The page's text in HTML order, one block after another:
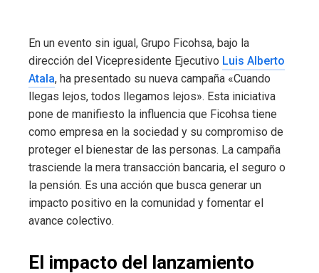
En un evento sin igual, Grupo Ficohsa, bajo la
dirección del Vicepresidente Ejecutivo Luis Alberto
Atala, ha presentado su nueva campaña «Cuando
llegas lejos, todos llegamos lejos». Esta iniciativa
pone de manifiesto la influencia que Ficohsa tiene
como empresa en la sociedad y su compromiso de
proteger el bienestar de las personas. La campaña
trasciende la mera transacción bancaria, el seguro o
la pensión. Es una acción que busca generar un
impacto positivo en la comunidad y fomentar el
avance colectivo.
El impacto del lanzamiento